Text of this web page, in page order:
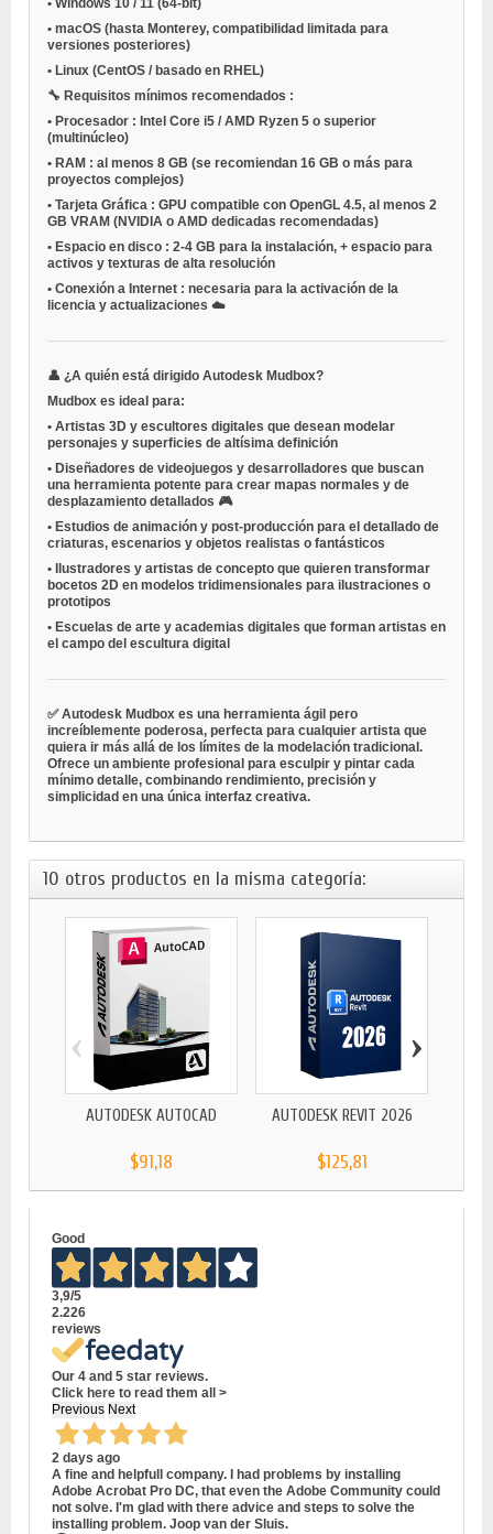
• Windows 10 / 11 (64-bit)
• macOS (hasta Monterey, compatibilidad limitada para
versiones posteriores)
• Linux (CentOS / basado en RHEL)
🔧 Requisitos mínimos recomendados :
• Procesador : Intel Core i5 / AMD Ryzen 5 o superior
(multinúcleo)
• RAM : al menos 8 GB (se recomiendan 16 GB o más para
proyectos complejos)
• Tarjeta Gráfica : GPU compatible con OpenGL 4.5, al menos 2
GB VRAM (NVIDIA o AMD dedicadas recomendadas)
• Espacio en disco : 2-4 GB para la instalación, + espacio para
activos y texturas de alta resolución
• Conexión a Internet : necesaria para la activación de la
licencia y actualizaciones ☁️
👤 ¿A quién está dirigido Autodesk Mudbox?
Mudbox es ideal para:
• Artistas 3D y escultores digitales que desean modelar
personajes y superficies de altísima definición
• Diseñadores de videojuegos y desarrolladores que buscan
una herramienta potente para crear mapas normales y de
desplazamiento detallados 🎮
• Estudios de animación y post-producción para el detallado de
criaturas, escenarios y objetos realistas o fantásticos
• Ilustradores y artistas de concepto que quieren transformar
bocetos 2D en modelos tridimensionales para ilustraciones o
prototipos
• Escuelas de arte y academias digitales que forman artistas en
el campo del escultura digital
✅ Autodesk Mudbox es una herramienta ágil pero
increíblemente poderosa, perfecta para cualquier artista que
quiera ir más allá de los límites de la modelación tradicional.
Ofrece un ambiente profesional para esculpir y pintar cada
mínimo detalle, combinando rendimiento, precisión y
simplicidad en una única interfaz creativa.
10 otros productos en la misma categoría:
AUTODESK AUTOCAD
$91,18
AUTODESK REVIT 2026
$125,81
‹ ›
Good
3,9/5
2.226
reviews
Our 4 and 5 star reviews.
Click here to read them all >
Previous Next
2 days ago
A fine and helpfull company. I had problems by installing
Adobe Acrobat Pro DC, that even the Adobe Community could
not solve. I'm glad with there advice and steps to solve the
installing problem. Joop van der Sluis.